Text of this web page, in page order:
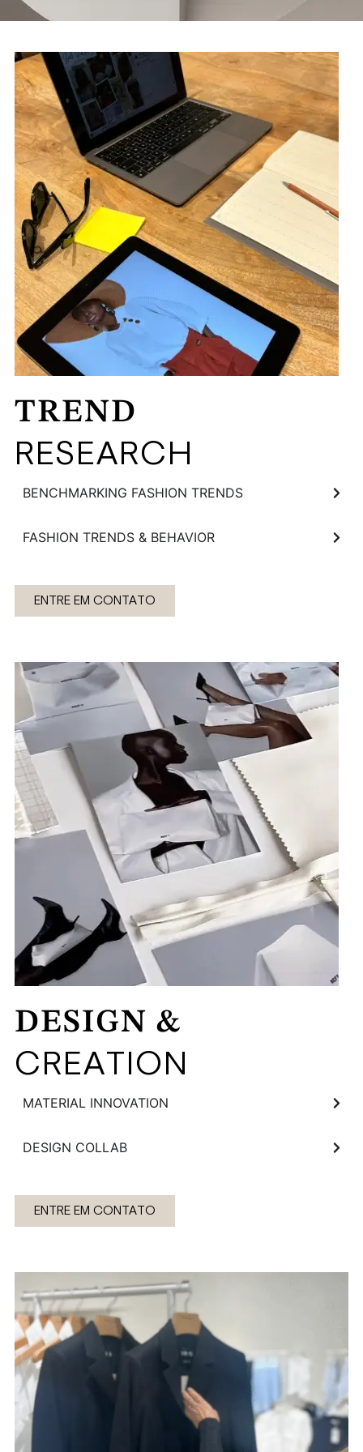
TREND
RESEARCH
BENCHMARKING FASHION TRENDS
FASHION TRENDS & BEHAVIOR
ENTRE EM CONTATO
DESIGN &
CREATION
MATERIAL INNOVATION
DESIGN COLLAB
ENTRE EM CONTATO